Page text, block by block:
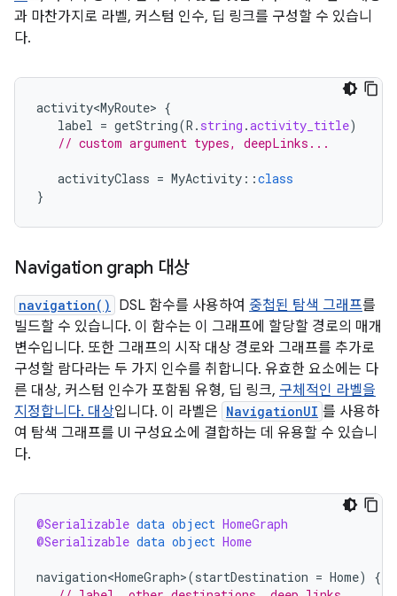
과 마찬가지로 라벨, 커스텀 인수, 딥 링크를 구성할 수 있습니
다.
activity<MyRoute> {
label = getString(R . string .activity_title)
// custom argument types, deepLinks...
activityClass = MyActivity ::class
}
Navigation graph 대상
navigation() DSL 함수를 사용하여 중첩된 탐색 그래프를
빌드할 수 있습니다. 이 함수는 이 그래프에 할당할 경로의 매개
변수입니다. 또한 그래프의 시작 대상 경로와 그래프를 추가로
구성할 람다라는 두 가지 인수를 취합니다. 유효한 요소에는 다
른 대상, 커스텀 인수가 포함됨 유형, 딥 링크, 구체적인 라벨을
지정합니다. 대상입니다. 이 라벨은 NavigationUI 를 사용하
여 탐색 그래프를 UI 구성요소에 결합하는 데 유용할 수 있습니
다.
@Serializable data object HomeGraph
@Serializable data object Home
navigation<HomeGraph>(startDestination = Home)
{